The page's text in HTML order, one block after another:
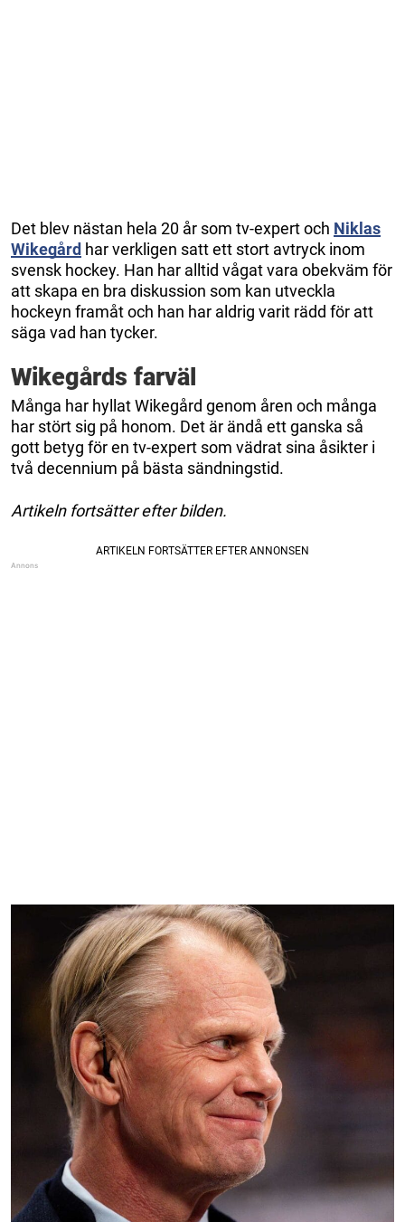
Det blev nästan hela 20 år som tv-expert och Niklas
Wikegård har verkligen satt ett stort avtryck inom
svensk hockey. Han har alltid vågat vara obekväm för
att skapa en bra diskussion som kan utveckla
hockeyn framåt och han har aldrig varit rädd för att
säga vad han tycker.
Wikegårds farväl
Många har hyllat Wikegård genom åren och många
har stört sig på honom. Det är ändå ett ganska så
gott betyg för en tv-expert som vädrat sina åsikter i
två decennium på bästa sändningstid.
Artikeln fortsätter efter bilden.